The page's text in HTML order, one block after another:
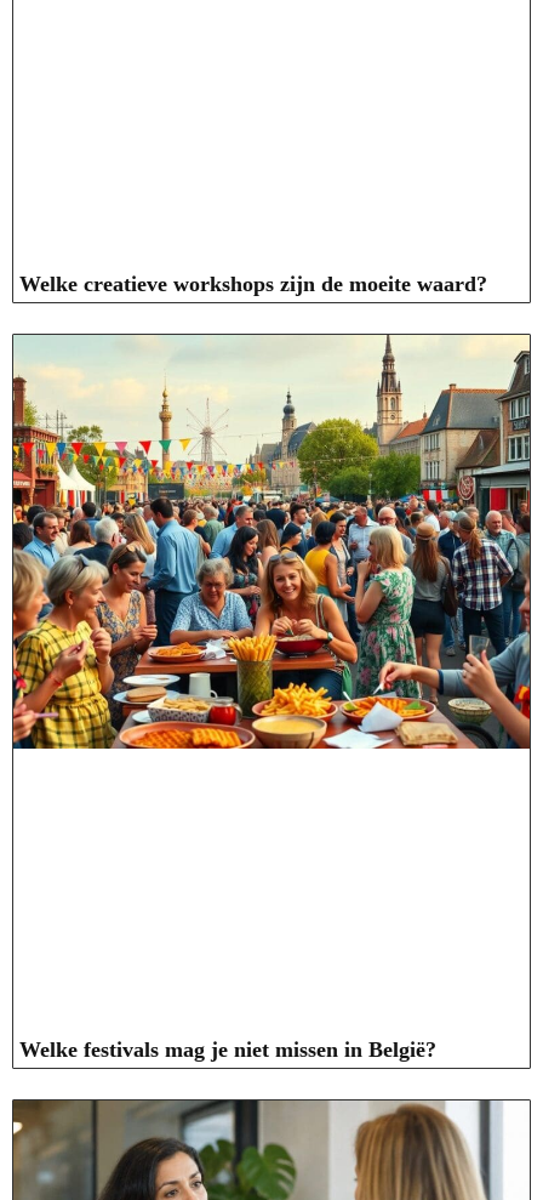
Welke creatieve workshops zijn de moeite waard?
Welke festivals mag je niet missen in België?